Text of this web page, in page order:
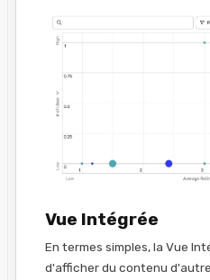
Vue Intégrée
En termes simples, la Vue
d'afficher du contenu